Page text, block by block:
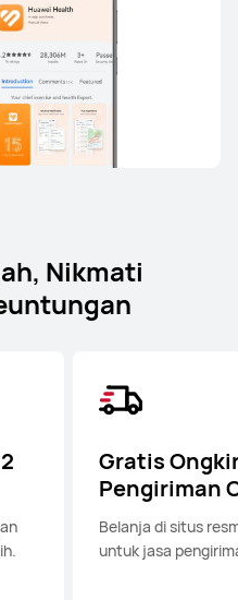
Nikmati
Gratis
Pengiriman
Belanja di situs
untuk jasa